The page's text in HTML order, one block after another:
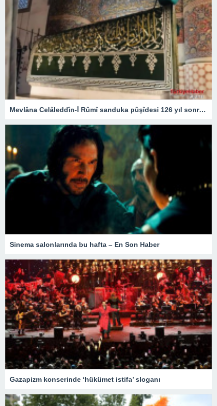
Mevlâna Celâleddîn-İ Rûmî sanduka pûşîdesi 126 yıl sonra yeniden üretildi – Kültür Sanat & Sinema
Sinema salonlarında bu hafta – En Son Haber
Gazapizm konserinde ‘hükümet istifa’ sloganı